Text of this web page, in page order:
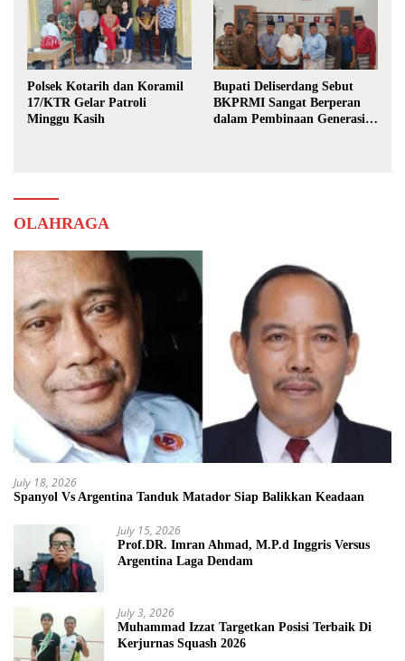
Polsek Kotarih dan Koramil
17/KTR Gelar Patroli
Minggu Kasih
Bupati Deliserdang Sebut
BKPRMI Sangat Berperan
dalam Pembinaan Generasi
OLAHRAGA
July 18, 2026
Spanyol Vs Argentina Tanduk Matador Siap Balikkan Keadaan
July 15, 2026
Prof.DR. Imran Ahmad, M.P.d Inggris Versus
Argentina Laga Dendam
July 3, 2026
Muhammad Izzat Targetkan Posisi Terbaik Di
Kerjurnas Squash 2026